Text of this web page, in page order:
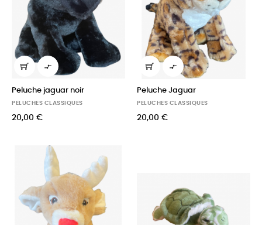

Peluche jaguar noir
PELUCHES CLASSIQUES
20,00 €

Peluche Jaguar
PELUCHES CLASSIQUES
20,00 €